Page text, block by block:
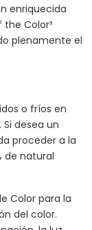
enriquecida
the Color³
plenamente el
o fríos en
desea un
proceder a la
de natural
Color para la
del color.